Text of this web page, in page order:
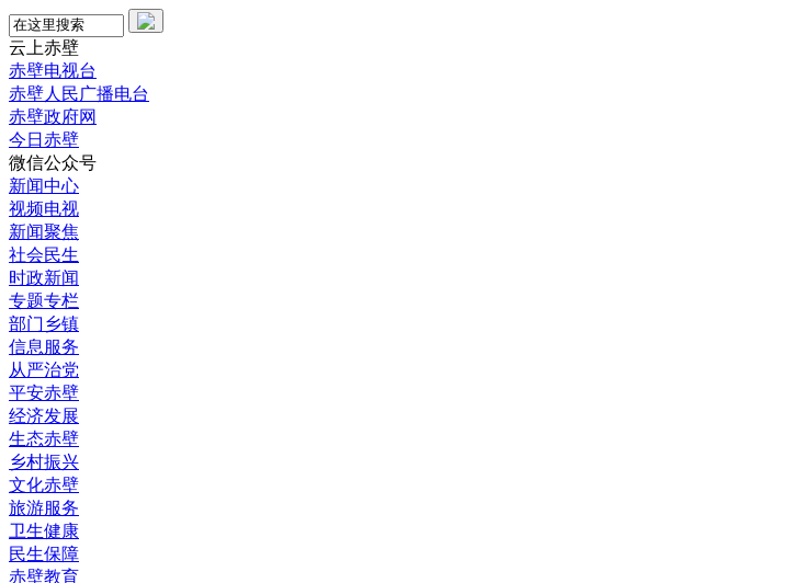
云上赤壁
赤壁电视台
赤壁人民广播电台
赤壁政府网
今日赤壁
微信公众号
新闻中心
视频电视
新闻聚焦
社会民生
时政新闻
专题专栏
部门乡镇
信息服务
从严治党
平安赤壁
经济发展
生态赤壁
乡村振兴
文化赤壁
旅游服务
卫生健康
民生保障
赤壁教育